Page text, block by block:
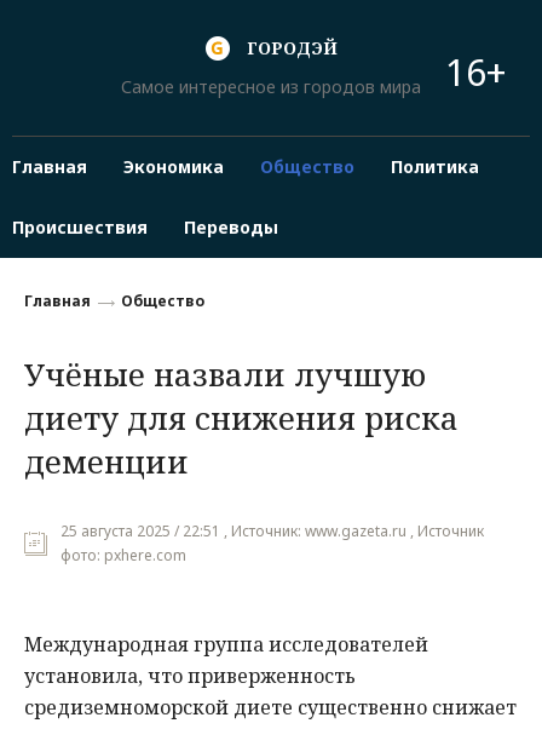
ГОРОДЭЙ
Самое интересное из городов мира
16+
Главная Экономика Общество Политика
Происшествия Переводы
Главная Общество
Учёные назвали лучшую
диету для снижения риска
деменции
25 августа 2025 / 22:51 , Источник: www.gazeta.ru , Источник
фото: pxhere.com
Международная группа исследователей
установила, что приверженность
средиземноморской диете существенно снижает